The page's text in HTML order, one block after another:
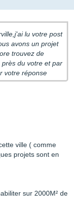
lu votre post
avons un projet
trouvez de
du votre et par
votre réponse
ville ( comme
projets sont en
sur 2000M² de